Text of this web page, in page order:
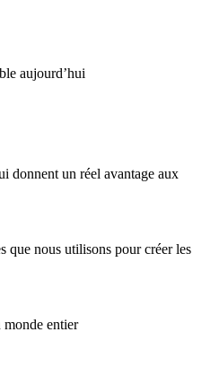
aujourd’hui
donnent un réel avantage aux
que nous utilisons pour créer les
monde entier